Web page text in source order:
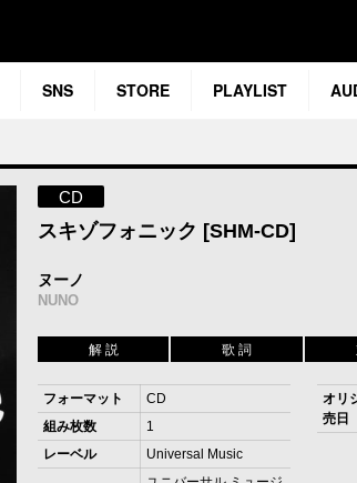
SNS STORE PLAYLIST
CD
スキゾフォニック [SHM-CD]
ヌーノ
NUNO
解 説 歌 詞
フォーマット
CD
組み枚数
1
レーベル
Universal Music
オリ
売日